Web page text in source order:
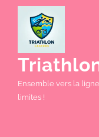
Ensemble vers la
limites !